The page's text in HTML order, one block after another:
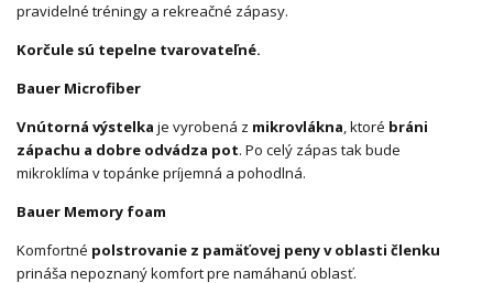
pravidelné tréningy a rekreačné zápasy.
Korčule sú tepelne tvarovateľné.
Bauer Microfiber
Vnútorná výstelka je vyrobená z mikrovlákna, ktoré bráni
zápachu a dobre odvádza pot. Po celý zápas tak bude
mikroklíma v topánke príjemná a pohodlná.
Bauer Memory foam
Komfortné polstrovanie z pamäťovej peny v oblasti členku
prináša nepoznaný komfort pre namáhanú oblasť.